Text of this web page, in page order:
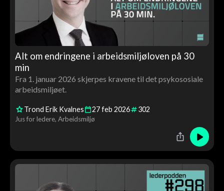
Alt om endringene i arbeidsmiljøloven på 30
min
Fra 1. januar 2026 skjerpes kravene til det psykososiale
arbeidsmiljøet.
Trond Erik Kvalnes 27feb 2026 302
Jus for ledere Arbeidsmiljø